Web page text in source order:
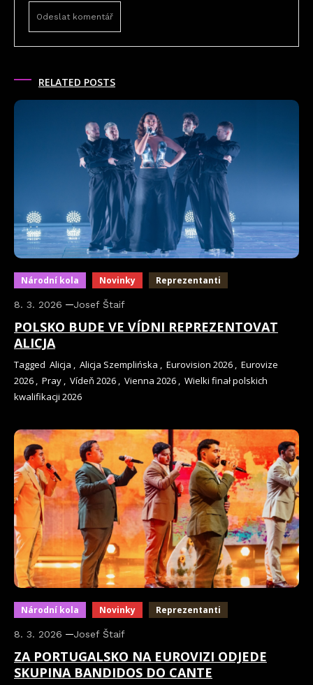
RELATED POSTS
Národní kola Novinky Reprezentanti
8. 3. 2026 Josef Štaif
POLSKO BUDE VE VÍDNI REPREZENTOVAT
ALICJA
Tagged Alicja , Alicja Szemplińska , Eurovision 2026 , Eurovize
2026 , Pray , Vídeň 2026 , Vienna 2026 , Wielki finał polskich
kwalifikacji 2026
Národní kola Novinky Reprezentanti
8. 3. 2026 Josef Štaif
ZA PORTUGALSKO NA EUROVIZI ODJEDE
SKUPINA BANDIDOS DO CANTE